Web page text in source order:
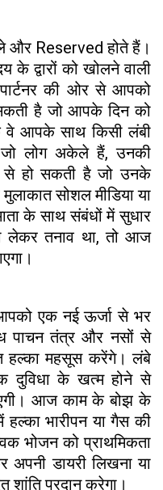
और Reserved होते हैं।
द्वारों को खोलने वाली
की ओर से आपको
है जो आपके दिन को
वे आपके साथ किसी लंबी
जो लोग अकेले हैं, उनकी
से हो सकती है जो उनके
सोशल मीडिया या
के साथ संबंधों में सुधार
लेकर तनाव था, तो आज
एक नई ऊर्जा से भर
पाचन तंत्र और नसों से
महसूस करेंगे। लंबे
दुविधा के खत्म होने से
आज काम के बोझ के
भारीपन या गैस की
भोजन को प्राथमिकता
डायरी लिखना या
शांति प्रदान करेगा।